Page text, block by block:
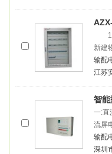
1.1
新建
输配
江苏
智能
一:直
流屏
输配
深圳